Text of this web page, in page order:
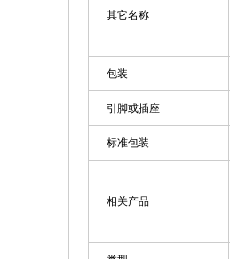
其它名称
包装
引脚或插座
标准包装
相关产品